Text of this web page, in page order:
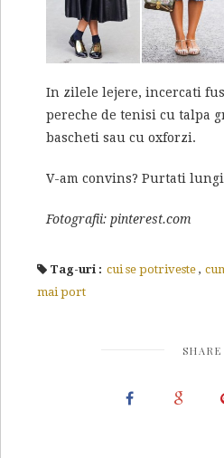
In zilele lejere, incercati
pereche de tenisi cu talpa
bascheti sau cu oxforzi.
V-am convins? Purtati
Fotografii: pinterest.com
Tag-uri : cui se potriveste ,
mai port
SHARE